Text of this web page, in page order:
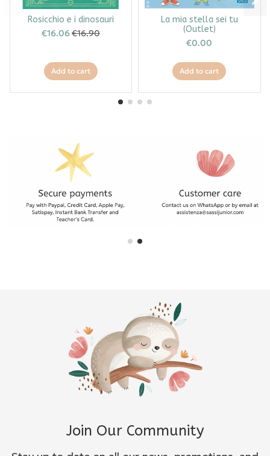
Rosicchio e i dinosauri
€16.06€16.90
Add to cart
La mia stella sei tu
(Outlet)
€0.00
Add to cart
Join Our Community